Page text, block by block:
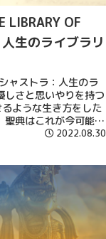
LIBRARY OF
生のライブラリ
ャストラ：人生のラ
しさと思いやりを持つ
ような生き方をした
聖典はこれが今可能で
。 あらゆる状況、あら
2022.08.30